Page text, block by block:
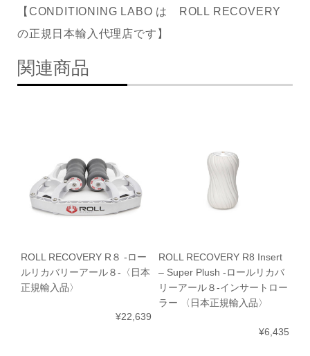
【CONDITIONING LABO は ROLL RECOVERY
の正規日本輸入代理店です】
関連商品
ROLL RECOVERY R８ -ロー
ルリカバリーアール８-〈日本
正規輸入品〉
¥22,639
ROLL RECOVERY R8 Insert
– Super Plush -ロールリカバ
リーアール８-インサートロー
ラー 〈日本正規輸入品〉
¥6,435